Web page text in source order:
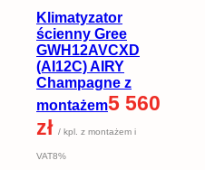
Klimatyzator
ścienny Gree
GWH12AVCXD
(AI12C) AIRY
Champagne z
montażem5 560
zł / kpl. z montażem i
VAT8%